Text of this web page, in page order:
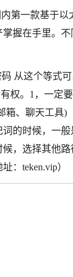
内第一款基于
握在手里。
码 从这个等式
权。1，一定
箱、聊天工具)
的时候，一般
，选择其他
：teken.vip）